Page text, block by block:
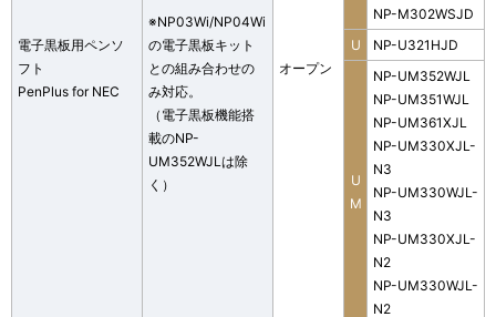
電子黒板用ペンソ
フト
PenPlus for NEC
※NP03Wi/NP04Wi
の電子黒板キット
との組み合わせの
み対応。
（電子黒板機能搭
載のNP-
UM352WJLは除
く）
オープン
NP-M302WSJD
U
NP-U321HJD
U
M
NP-UM352WJL
NP-UM351WJL
NP-UM361XJL
NP-UM330XJL-
N3
NP-UM330WJL-
N3
NP-UM330XJL-
N2
NP-UM330WJL-
N2